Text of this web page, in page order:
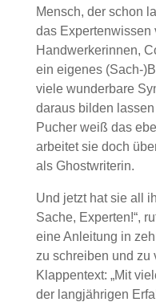
Mensch, der schon
das Expertenwissen
Handwerkerinnen,
ein eigenes (Sach-
viele wunderbare
daraus bilden
Pucher weiß das
arbeitet sie doch
als Ghostwriterin.
Und jetzt hat sie all
Sache, Experten!“,
eine Anleitung in
zu schreiben und zu
Klappentext: „Mit
der langjährigen